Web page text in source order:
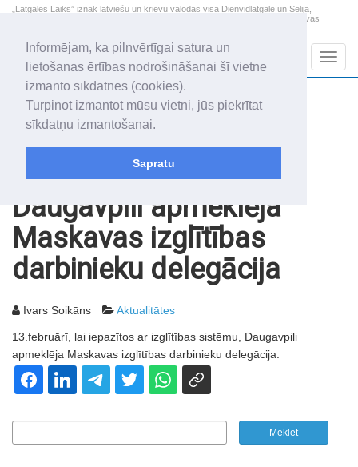
Informējam, ka pilnvērtīgai satura un
lietošanas ērtības nodrošināšanai šī vietne
izmanto sīkdatnes (cookies).
Turpinot izmantot mūsu vietni, jūs piekrītat
sīkdatņu izmantošanai.
Sapratu
„Latgales Laiks” iznāk latviešu un krievu valodās visā Dienvidlatgalē un Sēlijā,
„Latgales Laiks” latviešu valodā aptver Daugavpils valstspilsētu, Augšdaugavas
2026. gada 8. augusts
Sestdiena
Mudīte, Vladislava, Vladislavs
+18.8
Daugavpili apmeklēja
Maskavas izglītības
darbinieku delegācija
Ivars Soikāns Aktualitātes
13.februārī, lai iepazītos ar izglītības sistēmu, Daugavpili
apmeklēja Maskavas izglītības darbinieku delegācija.